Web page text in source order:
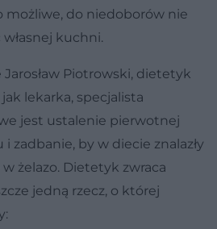
możliwe, do niedoborów nie
kuchni.
Piotrowski, dietetyk
lekarka, specjalista
jest ustalenie pierwotnej
zadbanie, by w diecie znalazły
żelazo. Dietetyk zwraca
jedną rzecz, o której